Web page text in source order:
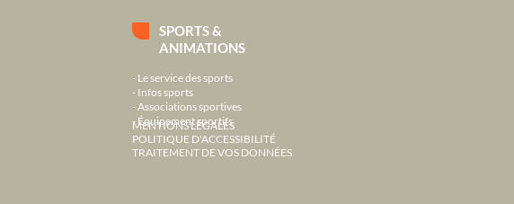
SPORTS &
ANIMATIONS
Le service des sports
Infos sports
Associations sportives
Équipement sportifs
MENTIONS LÉGALES
POLITIQUE D'ACCESSIBILITÉ
TRAITEMENT DE VOS DONNÉES